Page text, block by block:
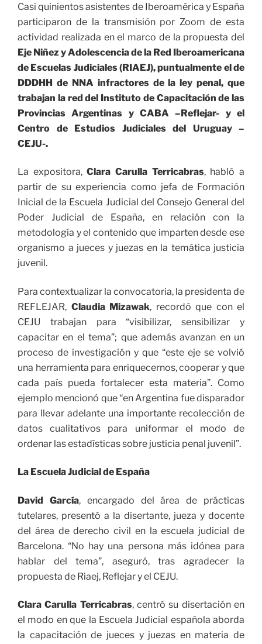
Casiquinientosasistentes de Iberoamérica y España
participaron de la transmisión por Zoom de esta
actividad realizada en el marco de la propuesta del
Eje Niñez y Adolescencia de la Red Iberoamericana
de Escuelas Judiciales (RIAEJ), puntualmente el de
DDDHH de NNA infractores de la ley penal, que
trabajan la red del Instituto de Capacitación de las
Provincias Argentinas y CABA –Reflejar- y el
Centro de Estudios Judiciales del Uruguay –
CEJU-.
La expositora,Clara Carulla Terricabras, habló a
partir de su experiencia como jefa de Formación
Inicial de la Escuela Judicial del Consejo General del
Poder Judicial de España, en relación con la
metodología y el contenido que imparten desde ese
organismo a jueces y juezas en la temática justicia
juvenil.
Para contextualizar la convocatoria, la presidenta de
REFLEJAR, Claudia Mizawak, recordó que con el
CEJU trabajan para “visibilizar, sensibilizar y
capacitar en el tema”; que además avanzan en un
proceso de investigación y que “este eje se volvió
una herramienta para enriquecernos, cooperar y que
cada país pueda fortalecer esta materia”. Como
ejemplo mencionó que “en Argentina fue disparador
para llevar adelante una importante recolección de
datos cualitativos para uniformar el modo de
ordenar las estadísticas sobre justicia penal juvenil”.
La Escuela Judicial de España
David García, encargado del área de prácticas
tutelares, presentó a la disertante, jueza y docente
del área de derecho civil en la escuela judicial de
Barcelona. “No hay una persona más idónea para
hablar del tema”, aseguró, tras agradecer la
propuesta de Riaej, Reflejar y el CEJU.
Clara Carulla Terricabras,centró su disertación en
el modo en que la Escuela Judicial española aborda
la capacitación de jueces y juezas en materia de